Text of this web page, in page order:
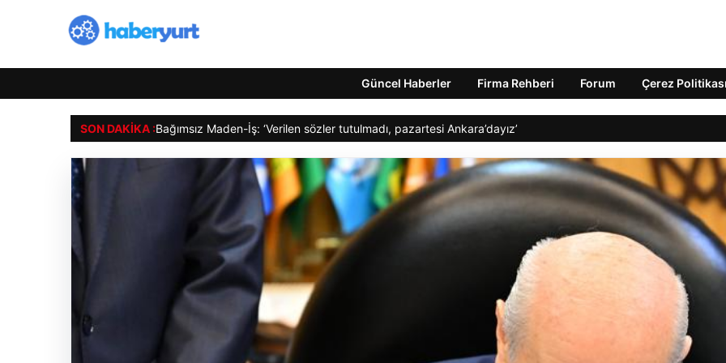
Güncel Haberler Firma Rehberi Forum Çerez
SON DAKIKA :Bağımsız Maden-İş: ‘Verilen sözler tutulmadı, pazartesi Ankara’dayız’